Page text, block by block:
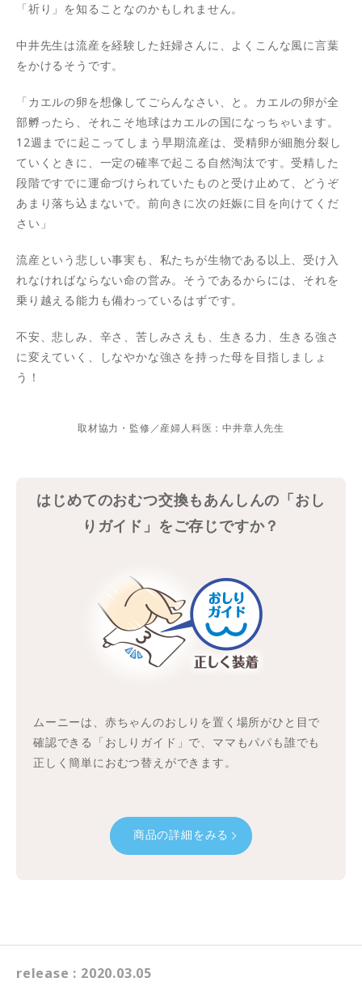
「祈り」を知ることなのかもしれません。
中井先生は流産を経験した妊婦さんに、よくこんな風に言葉
をかけるそうです。
「カエルの卵を想像してごらんなさい、と。カエルの卵が全
部孵ったら、それこそ地球はカエルの国になっちゃいます。
12週までに起こってしまう早期流産は、受精卵が細胞分裂し
ていくときに、一定の確率で起こる自然淘汰です。受精した
段階ですでに運命づけられていたものと受け止めて、どうぞ
あまり落ち込まないで。前向きに次の妊娠に目を向けてくだ
さい」
流産という悲しい事実も、私たちが生物である以上、受け入
れなければならない命の営み。そうであるからには、それを
乗り越える能力も備わっているはずです。
不安、悲しみ、辛さ、苦しみさえも、生きる力、生きる強さ
に変えていく、しなやかな強さを持った母を目指しましょ
う！
取材協力・監修／産婦人科医：中井章人先生
はじめてのおむつ交換もあんしんの「おし
りガイド」をご存じですか？
ムーニーは、赤ちゃんのおしりを置く場所がひと目で
確認できる「おしりガイド」で、ママもパパも誰でも
正しく簡単におむつ替えができます。
商品の詳細をみる
release : 2020.03.05